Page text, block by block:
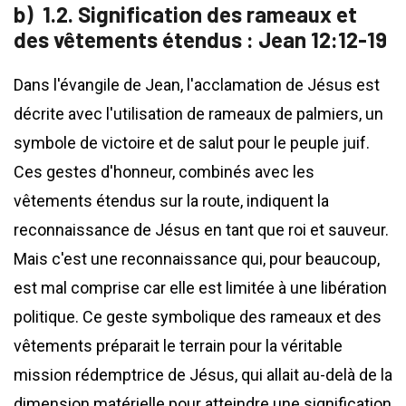
1.2. Signification des rameaux et
des vêtements étendus : Jean 12:12-19
Dans l'évangile de Jean, l'acclamation de Jésus est
décrite avec l'utilisation de rameaux de palmiers, un
symbole de victoire et de salut pour le peuple juif.
Ces gestes d'honneur, combinés avec les
vêtements étendus sur la route, indiquent la
reconnaissance de Jésus en tant que roi et sauveur.
Mais c'est une reconnaissance qui, pour beaucoup,
est mal comprise car elle est limitée à une libération
politique. Ce geste symbolique des rameaux et des
vêtements préparait le terrain pour la véritable
mission rédemptrice de Jésus, qui allait au-delà de la